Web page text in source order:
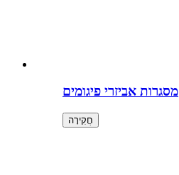
מסגרות אביזרי פיגומים
חֲקִירָה